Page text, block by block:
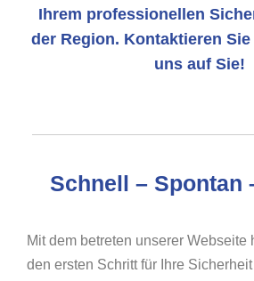
Ihrem professionellen
der Region. Kontaktieren
uns auf Sie!
Schnell – Spontan
Mit dem betreten unserer Webseite
den ersten Schritt für Ihre